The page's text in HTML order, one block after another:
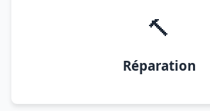
🔨
Réparation